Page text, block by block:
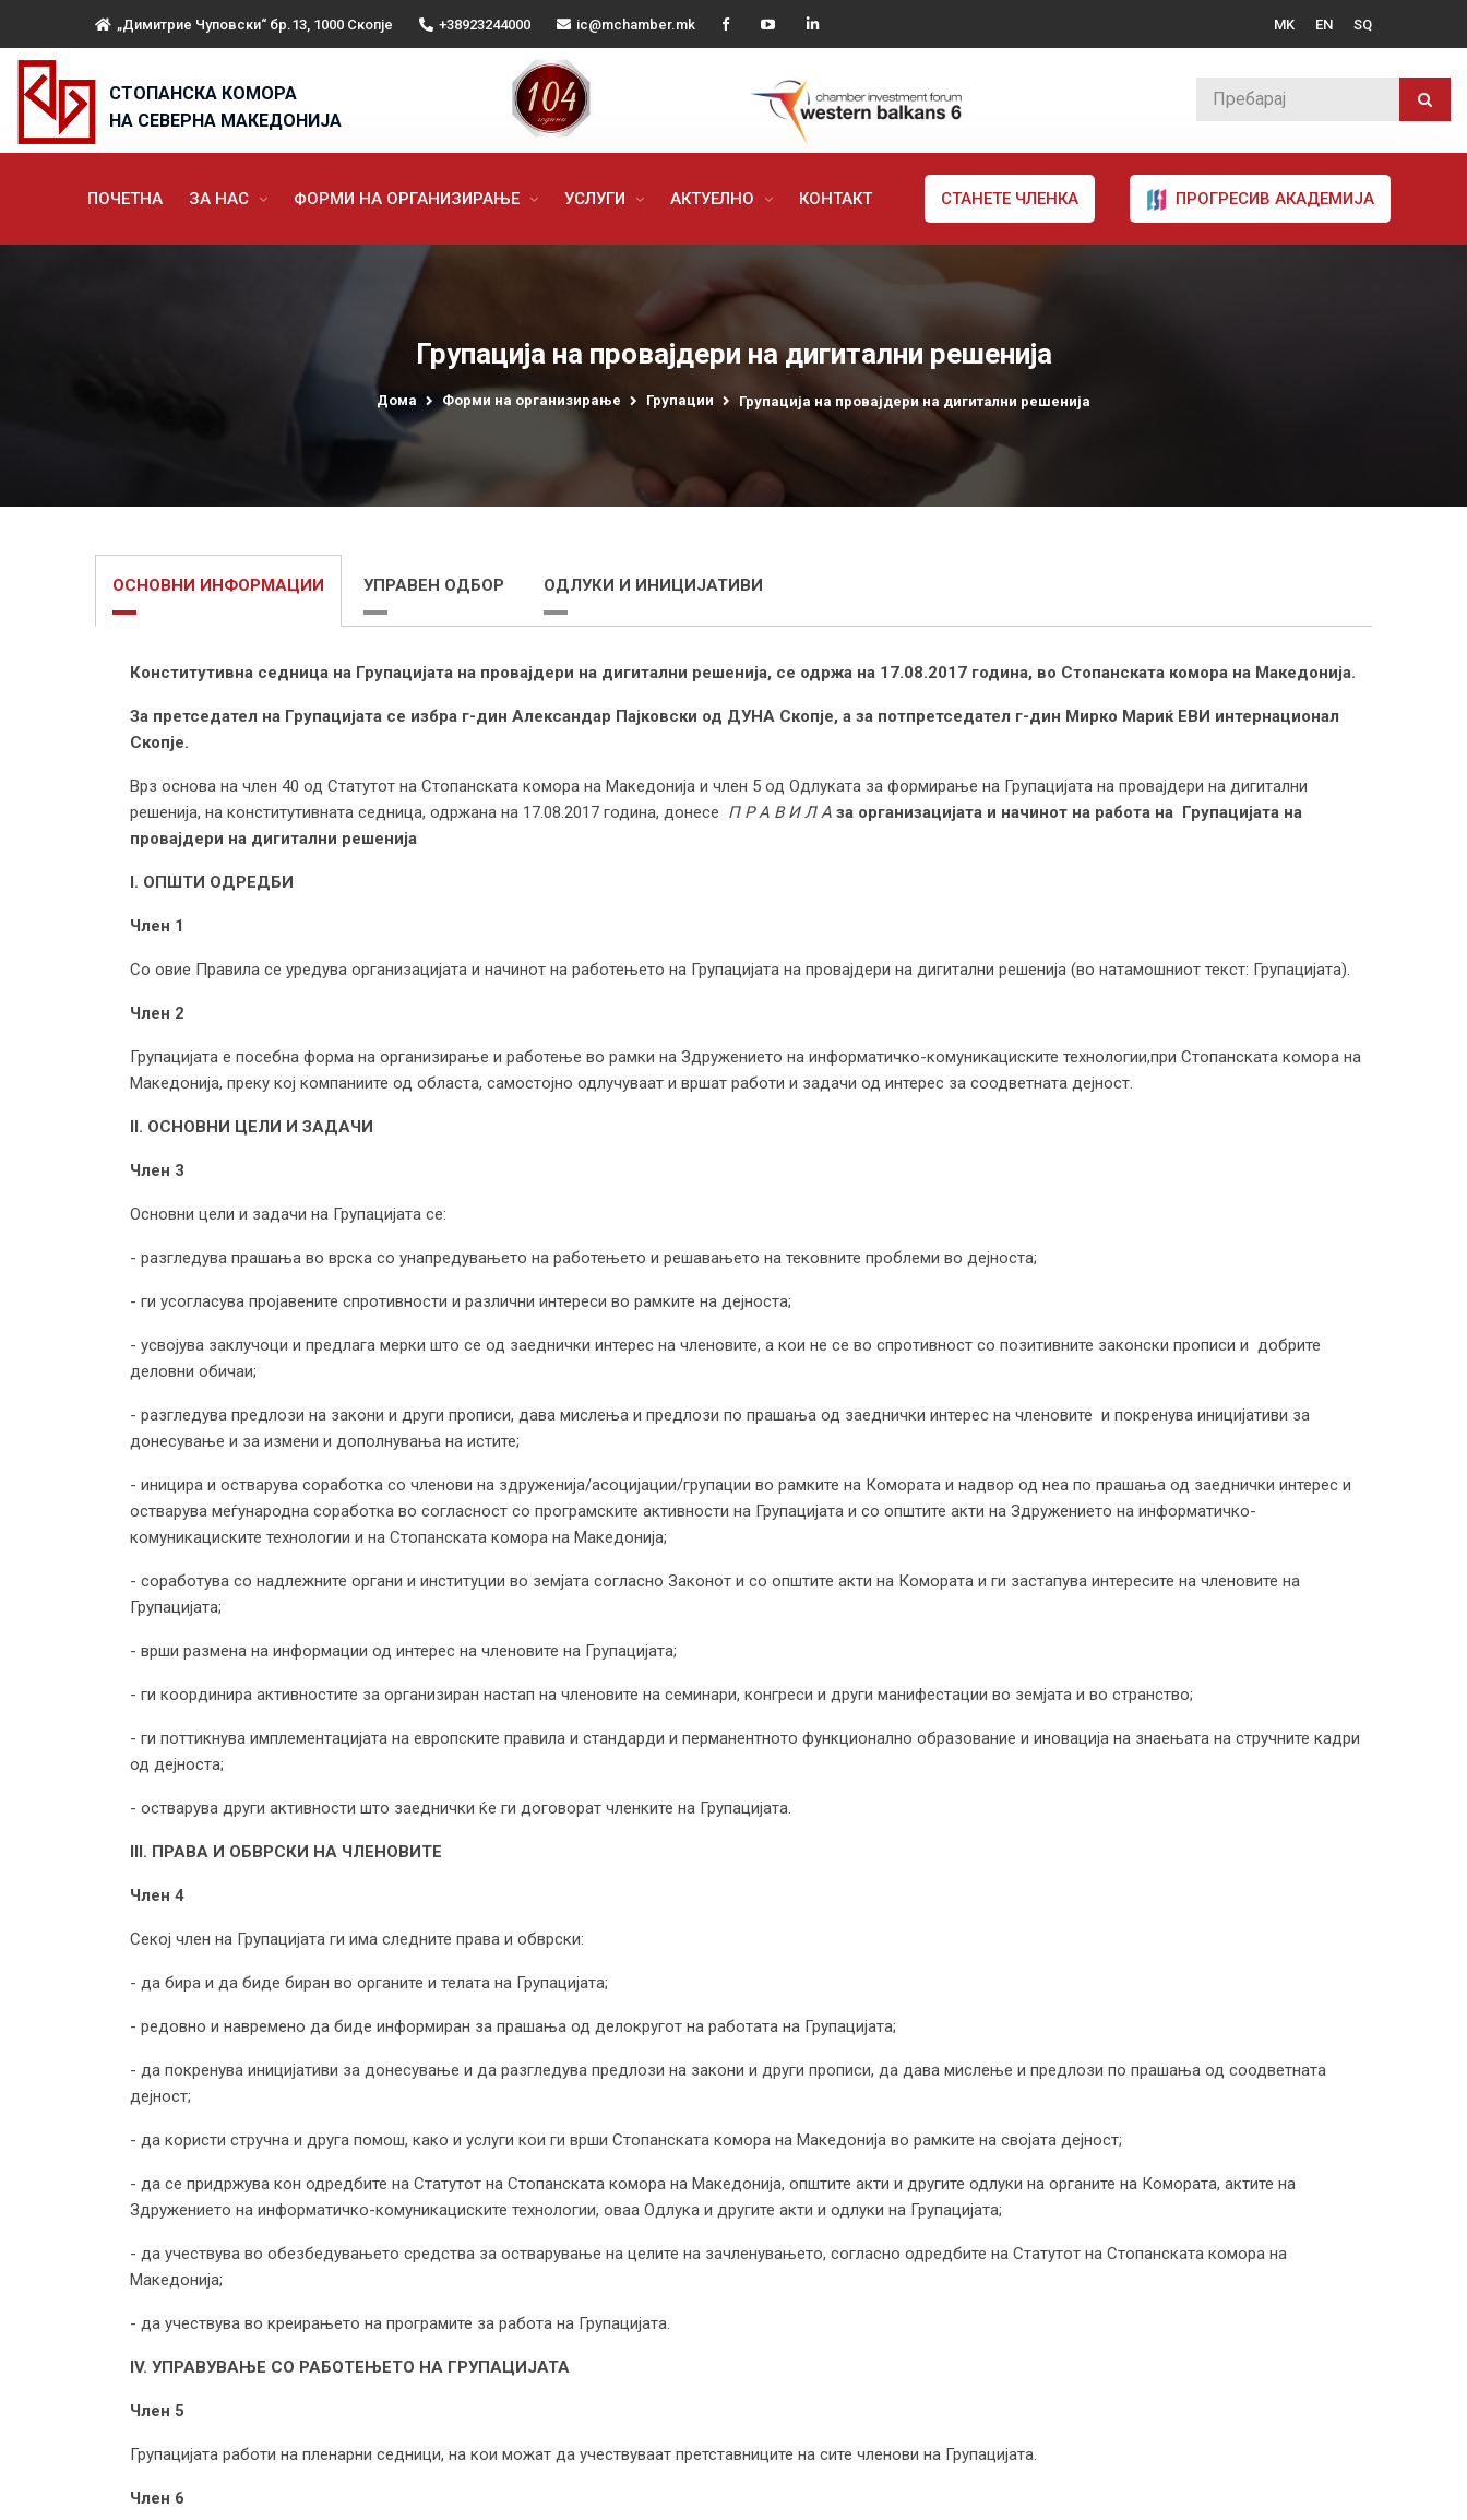
„Димитрие Чуповски“ бр.13, 1000 Скопје +38923244000 ic@mchamber.mk MK EN SQ
СТОПАНСКА КОМОРА
НА СЕВЕРНА МАКЕДОНИЈА
ПОЧЕТНА ЗА НАС ФОРМИ НА ОРГАНИЗИРАЊЕ УСЛУГИ АКТУЕЛНО КОНТАКТ СТАНЕТЕ ЧЛЕНКА ПРОГРЕСИВ АКАДЕМИЈА
Групација на провајдери на дигитални решенија
Дома Форми на организирање Групации Групација на провајдери на дигитални решенија
ОСНОВНИ ИНФОРМАЦИИ УПРАВЕН ОДБОР ОДЛУКИ И ИНИЦИЈАТИВИ
Конститутивна седница на Групацијата на провајдери на дигитални решенија, се одржа на 17.08.2017 година, во Стопанската комора на Македонија.
За претседател на Групацијата се избра г-дин Александар Пајковски од ДУНА Скопје, а за потпретседател г-дин Мирко Мариќ ЕВИ интернационал
Скопје.
Врз основа на член 40 од Статутот на Стопанската комора на Македонија и член 5 од Одлуката за формирање на Групацијата на провајдери на дигитални
решенија, на конститутивната седница, одржана на 17.08.2017 година, донесе П Р А В И Л А за организацијата и начинот на работа на Групацијата на
провајдери на дигитални решенија
I. ОПШТИ ОДРЕДБИ
Член 1
Со овие Правила се уредува организацијата и начинот на работењето на Групацијата на провајдери на дигитални решенија (во натамошниот текст: Групацијата).
Член 2
Групацијата е посебна форма на организирање и работење во рамки на Здружението на информатичко-комуникациските технологии,при Стопанската комора на
Македонија, преку кој компаниите од областа, самостојно одлучуваат и вршат работи и задачи од интерес за соодветната дејност.
II. ОСНОВНИ ЦЕЛИ И ЗАДАЧИ
Член 3
Основни цели и задачи на Групацијата се:
- разгледува прашања во врска со унапредувањето на работењето и решавањето на тековните проблеми во дејноста;
- ги усогласува пројавените спротивности и различни интереси во рамките на дејноста;
- усвојува заклучоци и предлага мерки што се од заеднички интерес на членовите, а кои не се во спротивност со позитивните законски прописи и добрите
деловни обичаи;
- разгледува предлози на закони и други прописи, дава мислења и предлози по прашања од заеднички интерес на членовите и покренува иницијативи за
донесување и за измени и дополнувања на истите;
- иницира и остварува соработка со членови на здруженија/асоцијации/групации во рамките на Комората и надвор од неа по прашања од заеднички интерес и
остварува меѓународна соработка во согласност со програмските активности на Групацијата и со општите акти на Здружението на информатичко-
комуникациските технологии и на Стопанската комора на Македонија;
- соработува со надлежните органи и институции во земјата согласно Законот и со општите акти на Комората и ги застапува интересите на членовите на
Групацијата;
- врши размена на информации од интерес на членовите на Групацијата;
- ги координира активностите за организиран настап на членовите на семинари, конгреси и други манифестации во земјата и во странство;
- ги поттикнува имплементацијата на европските правила и стандарди и перманентното функционално образование и иновација на знаењата на стручните кадри
од дејноста;
- остварува други активности што заеднички ќе ги договорат членките на Групацијата.
III. ПРАВА И ОБВРСКИ НА ЧЛЕНОВИТЕ
Член 4
Секој член на Групацијата ги има следните права и обврски:
- да бира и да биде биран во органите и телата на Групацијата;
- редовно и навремено да биде информиран за прашања од делокругот на работата на Групацијата;
- да покренува иницијативи за донесување и да разгледува предлози на закони и други прописи, да дава мислење и предлози по прашања од соодветната
дејност;
- да користи стручна и друга помош, како и услуги кои ги врши Стопанската комора на Македонија во рамките на својата дејност;
- да се придржува кон одредбите на Статутот на Стопанската комора на Македонија, општите акти и другите одлуки на органите на Комората, актите на
Здружението на информатичко-комуникациските технологии, оваа Одлука и другите акти и одлуки на Групацијата;
- да учествува во обезбедувањето средства за остварување на целите на зачленувањето, согласно одредбите на Статутот на Стопанската комора на
Македонија;
- да учествува во креирањето на програмите за работа на Групацијата.
IV. УПРАВУВАЊЕ СО РАБОТЕЊЕТО НА ГРУПАЦИЈАТА
Член 5
Групацијата работи на пленарни седници, на кои можат да учествуваат претставниците на сите членови на Групацијата.
Член 6